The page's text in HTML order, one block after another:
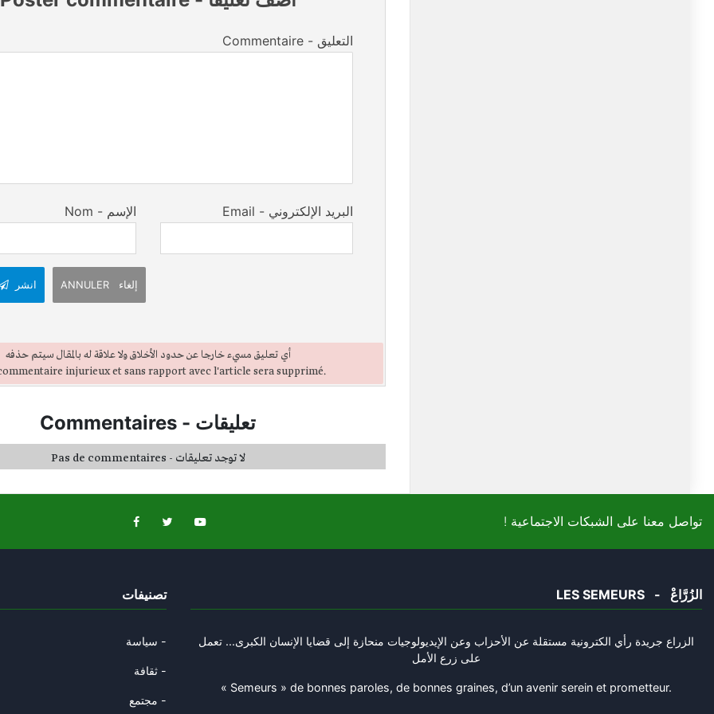
Commentaire - التعليق
Nom - الإسم Email - البريد الإلكتروني
انشر ANNULER إلغاء
أي تعليق مسيء خارجا عن حدود الأخلاق ولا علاقة له بالمقال سيتم حذفه
injurieux et sans rapport avec l'article sera supprimé.
Commentaires - تعليقات
Pas de commentaires - لا توجد تعليقات
! تواصل معنا على الشبكات الاجتماعية
تصنيفات
سياسة -
ثقافة -
مجتمع -
LES SEMEURS - الزُرَّاعْ
الزراع جريدة رأي الكترونية مستقلة عن الأحزاب وعن الإيديولوجيات منحازة إلى قضايا الإنسان الكبرى... تعمل
على زرع الأمل
« Semeurs » de bonnes paroles, de bonnes graines, d’un avenir serein et prometteur.